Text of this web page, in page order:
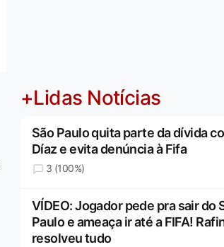
+Lidas Notícias
São Paulo quita parte da dívida
Díaz e evita denúncia à Fifa
3 (100%)
VÍDEO: Jogador pede pra sair do
Paulo e ameaça ir até a FIFA!
resolveu tudo